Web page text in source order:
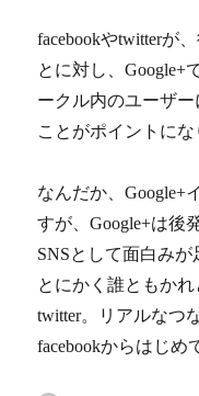
facebookやtwitterが
とに対し、Google+
ークル内のユーザ
ことがポイントにな
なんだか、Google+
すが、Google+は後
SNSとして面白みが
とにかく誰ともかれ
twitter。リアルなつ
facebookからはじめ